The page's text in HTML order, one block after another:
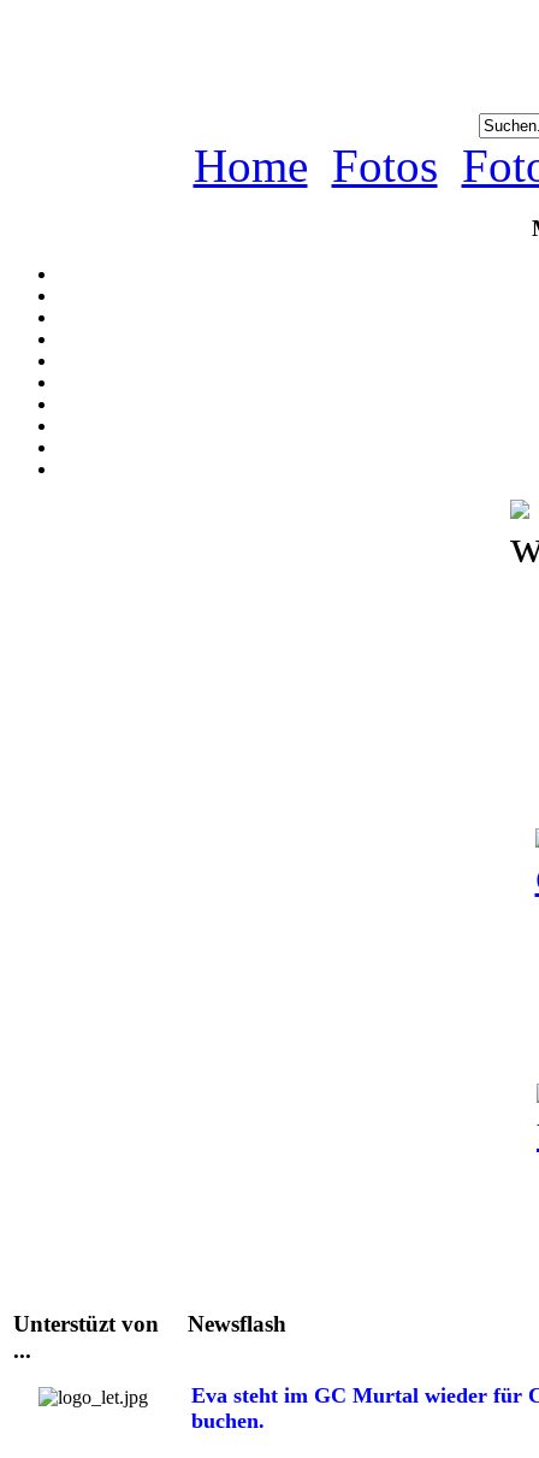
Home Fotos
Unterstüzt von
...
Newsflash
Eva steht im GC Murtal wieder für
buchen.